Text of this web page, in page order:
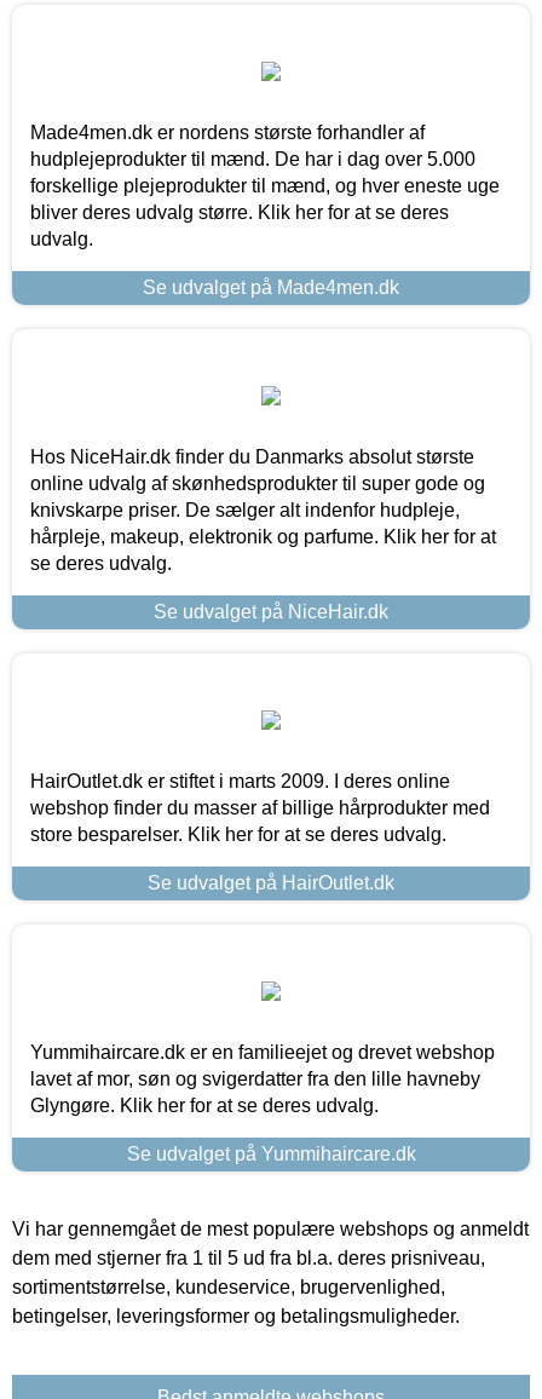
Made4men.dk er nordens største forhandler af
hudplejeprodukter til mænd. De har i dag over 5.000
forskellige plejeprodukter til mænd, og hver eneste uge
bliver deres udvalg større. Klik her for at se deres
udvalg.
Se udvalget på Made4men.dk
Hos NiceHair.dk finder du Danmarks absolut største
online udvalg af skønhedsprodukter til super gode og
knivskarpe priser. De sælger alt indenfor hudpleje,
hårpleje, makeup, elektronik og parfume. Klik her for at
se deres udvalg.
Se udvalget på NiceHair.dk
HairOutlet.dk er stiftet i marts 2009. I deres online
webshop finder du masser af billige hårprodukter med
store besparelser. Klik her for at se deres udvalg.
Se udvalget på HairOutlet.dk
Yummihaircare.dk er en familieejet og drevet webshop
lavet af mor, søn og svigerdatter fra den lille havneby
Glyngøre. Klik her for at se deres udvalg.
Se udvalget på Yummihaircare.dk
Vi har gennemgået de mest populære webshops og anmeldt
dem med stjerner fra 1 til 5 ud fra bl.a. deres prisniveau,
sortimentstørrelse, kundeservice, brugervenlighed,
betingelser, leveringsformer og betalingsmuligheder.